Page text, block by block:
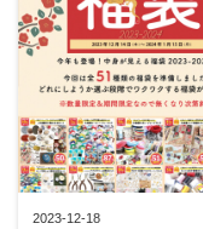
2023-12-18